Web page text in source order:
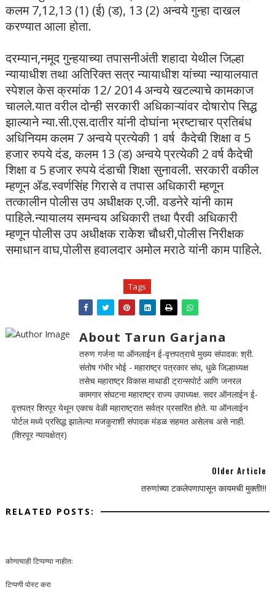
कलम 7,12,13 (1) (ई) (ड), 13 (2) अन्वये गुन्हा दाखल
करण्यात आला होता.
दरम्यान,नमूद गुन्हयाच्या तपासनीअंती शहादा येथील जिल्हा
न्यायाधीश तथा अतिरिक्त सत्र न्यायाधीश यांच्या न्यायालयात
स्पेशल केस क्रमांक 12/ 2014 अन्वये खटल्याचे कामकाज
चालले.यात वरील दोन्ही सरकारी अधिकाऱ्यांवर दोषारोप सिद्ध
झाल्याने न्या.सी.एस.दातीर यांनी दोघांना भ्रष्टाचार प्रतिबंध
अधिनियम कलम 7 अन्वये प्रत्येकी 1 वर्ष कैदेची शिक्षा व 5
हजार रुपये दंड, कलम 13 (ड) अन्वये प्रत्येकी 2 वर्ष कैदेची
शिक्षा व 5 हजार रुपये दंडाची शिक्षा सुनावली. सरकारी वकील
म्हणून ॲड.स्वर्णसिंह गिरासे व तपास अधिकारी म्हणून
तत्कालीन पोलीस उप अधीक्षक ए.जी. वडनेरे यांनी काम
पाहिले.न्यायालय समन्वय अधिकारी तथा पैरवी अधिकारी
म्हणून पोलीस उप अधीक्षक राकेश चौधरी,पोलीस निरीक्षक
समाधान वाघ,पोलीस हवालदार अमोल मराठे यांनी काम पाहिले.
Tags
About Tarun Garjana
तरुण गर्जना या ऑनलाईन ई-वृत्तपत्राचे मुख्य संपादक: श्री.
संतोष गंभीर भोई - महाराष्ट्र पत्रकार संघ, धुळे जिल्हाध्यक्ष
तसेच महाराष्ट्र विकास माथाडी ट्रान्सपोर्ट आणि जनरल
कामगार संघटना महाराष्ट्र राज्य उपाध्यक्ष. सदर ऑनलाईन ई-
वृत्तपत्र शिरपूर येथून एकाच वेळी महाराष्ट्रात सर्वत्र प्रसारित होते. या ऑनलाईन
पोर्टल मध्ये प्रसिद्ध झालेल्या मजकुराशी संपादक मंडळ सहमत असेलच असे नाही.
(शिरपूर न्यायक्षेत्र)
Older Article
तरुणांच्या टकलेपणापासून कायमची मुक्ती!!!
RELATED POSTS:
कोणत्याही टिप्पण्‍या नाहीत:
टिप्पणी पोस्ट करा